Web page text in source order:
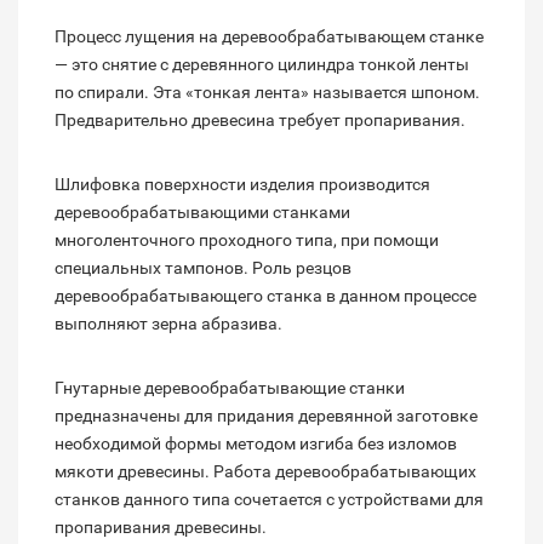
Процесс лущения на деревообрабатывающем станке
— это снятие с деревянного цилиндра тонкой ленты
по спирали. Эта «тонкая лента» называется шпоном.
Предварительно древесина требует пропаривания.
Шлифовка поверхности изделия производится
деревообрабатывающими станками
многоленточного проходного типа, при помощи
специальных тампонов. Роль резцов
деревообрабатывающего станка в данном процессе
выполняют зерна абразива.
Гнутарные деревообрабатывающие станки
предназначены для придания деревянной заготовке
необходимой формы методом изгиба без изломов
мякоти древесины. Работа деревообрабатывающих
станков данного типа сочетается с устройствами для
пропаривания древесины.